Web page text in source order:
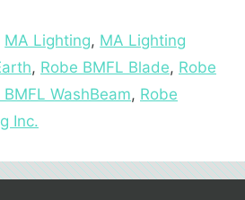
MA Lighting, MA Lighting
, Robe BMFL Blade, Robe
BMFL WashBeam, Robe
Inc.